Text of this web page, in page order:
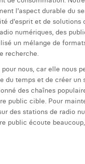
l'aspect durable du
d'esprit et de solutions
numériques, des
un mélange de
recherche.
nous, car elle nous
du temps et de créer
des chaînes
public cible. Pour
des stations de radio
public écoute